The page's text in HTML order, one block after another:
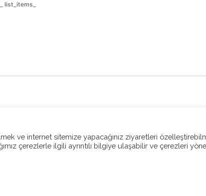
list_items_
ve internet sitemize yapacağınız ziyaretleri
çerezlerle ilgili ayrıntılı bilgiye ulaşabilir ve çerezleri